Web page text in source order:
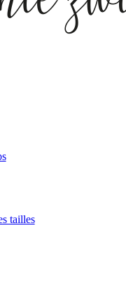
tailles